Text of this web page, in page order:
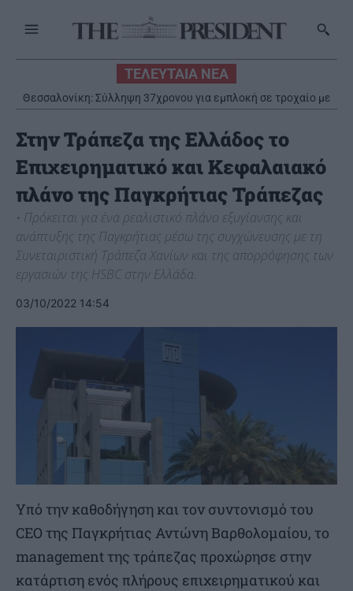
ΤΕΛΕΥΤΑΙΑ ΝΕΑ
Ο “χάρτης” των πληρωμών από τον e-ΕΦΚΑ και τη ΔΥΠΑ έως
τις 14 Αυγούστου
Στην Τράπεζα της Ελλάδος το
Επιχειρηματικό και Κεφαλαιακό
πλάνο της Παγκρήτιας Τράπεζας
• Πρόκειται για ένα ρεαλιστικό πλάνο εξυγίανσης και
ανάπτυξης της Παγκρήτιας μέσω της συγχώνευσης με τη
Συνεταιριστική Τράπεζα Χανίων και της απορρόφησης των
εργασιών της HSBC στην Ελλάδα.
03/10/2022 14:54
Υπό την καθοδήγηση και τον συντονισμό του
CEO της Παγκρήτιας Αντώνη Βαρθολομαίου, το
management της τράπεζας προχώρησε στην
κατάρτιση ενός πλήρους επιχειρηματικού και